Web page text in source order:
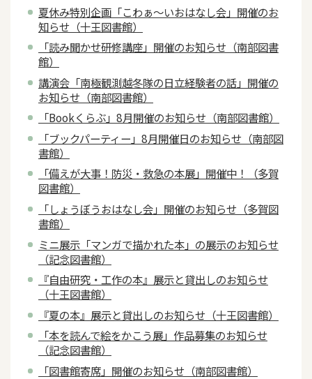
夏休み特別企画「こわぁ～いおはなし会」開催のお
知らせ（十王図書館）
「読み聞かせ研修講座」開催のお知らせ（南部図書
館）
講演会「南極観測越冬隊の日立経験者の話」開催の
お知らせ（南部図書館）
「Bookくらぶ」8月開催のお知らせ（南部図書館）
「ブックパーティー」8月開催日のお知らせ（南部図
書館）
「備えが大事！防災・救急の本展」開催中！（多賀
図書館）
「しょうぼうおはなし会」開催のお知らせ（多賀図
書館）
ミニ展示「マンガで描かれた本」の展示のお知らせ
（記念図書館）
『自由研究・工作の本』展示と貸出しのお知らせ
（十王図書館）
『夏の本』展示と貸出しのお知らせ（十王図書館）
「本を読んで絵をかこう展」作品募集のお知らせ
（記念図書館）
「図書館寄席」開催のお知らせ（南部図書館）